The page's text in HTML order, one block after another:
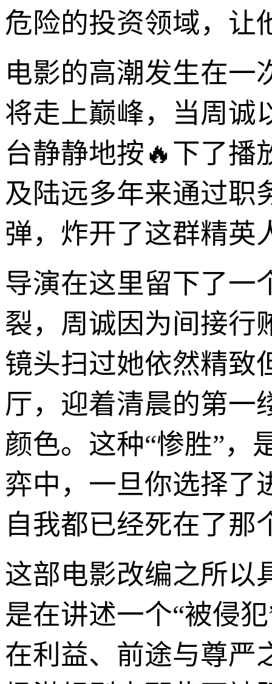
危险的投资领域，让
电影的高潮发生在一
将走上巅峰，当周诚
台静静地按🔥下了播
及陆远多年来通过职
弹，炸开了这群精英
导演在这里留下了一
裂，周诚因为间接行
镜头扫过她依然精致
厅，迎着清晨的第一
颜色。这种“惨胜”，
弈中，一旦你选择了
自我都已经死在了那
这部电影改编之所以
是在讲述一个“被侵
在利益、前途与尊严